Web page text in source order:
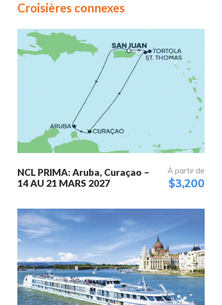
Croisières connexes
NCL PRIMA: Aruba, Curaçao –
14 AU 21 MARS 2027
À partir de
$3,200